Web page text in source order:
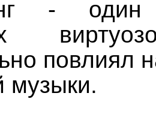
-
повлиял
музыки.